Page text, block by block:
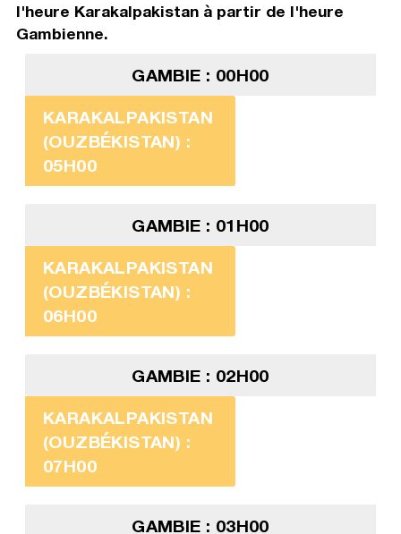
l'heure Karakalpakistan à partir de l'heure
Gambienne.
GAMBIE : 00H00
KARAKALPAKISTAN
(OUZBÉKISTAN) :
05H00
GAMBIE : 01H00
KARAKALPAKISTAN
(OUZBÉKISTAN) :
06H00
GAMBIE : 02H00
KARAKALPAKISTAN
(OUZBÉKISTAN) :
07H00
GAMBIE : 03H00